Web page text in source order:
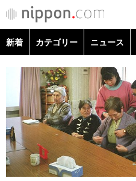
カテゴリー
政治・外交
ニュース
新着 カテゴリー ニュース
政治・外交
経済・ビジネス
国際・海外
社会